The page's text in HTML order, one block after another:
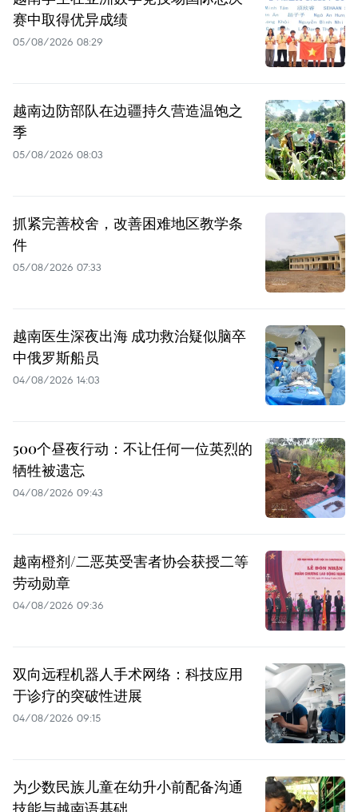
赛中取得优异成绩
05/08/2026 08:29
越南边防部队在边疆持久营造温饱之
季
05/08/2026 08:03
抓紧完善校舍，改善困难地区教学条
件
05/08/2026 07:33
越南医生深夜出海 成功救治疑似脑卒
中俄罗斯船员
04/08/2026 14:03
500个昼夜行动：不让任何一位英烈的
牺牲被遗忘
04/08/2026 09:43
越南橙剂/二恶英受害者协会获授二等
劳动勋章
04/08/2026 09:36
双向远程机器人手术网络：科技应用
于诊疗的突破性进展
04/08/2026 09:15
为少数民族儿童在幼升小前配备沟通